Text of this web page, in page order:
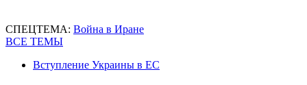
СПЕЦТЕМА: Война в Иране
ВСЕ ТЕМЫ
Вступление Украины в ЕС